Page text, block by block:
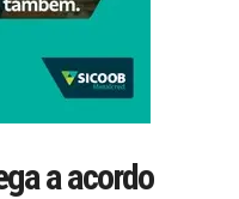
a acordo